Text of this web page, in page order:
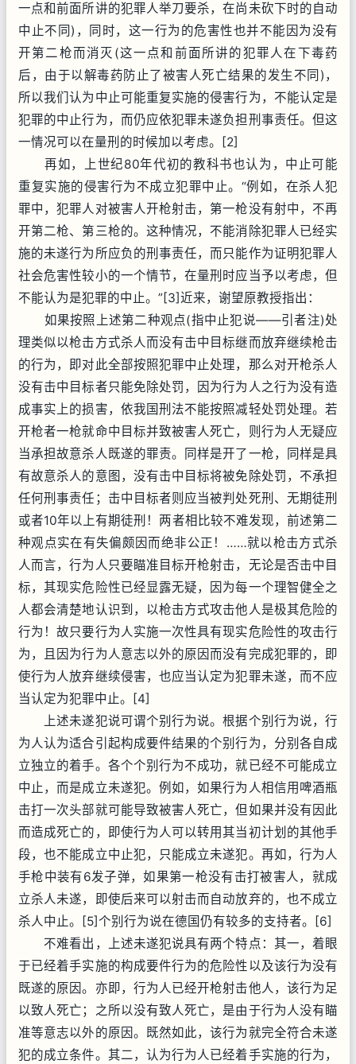
一点和前面所讲的犯罪人举刀要杀，在尚未砍下时的自动
中止不同)，同时，这一行为的危害性也并不能因为没有
开第二枪而消灭(这一点和前面所讲的犯罪人在下毒药
后，由于以解毒药防止了被害人死亡结果的发生不同)，
所以我们认为中止可能重复实施的侵害行为，不能认定是
犯罪的中止行为，而仍应依犯罪未遂负担刑事责任。但这
一情况可以在量刑的时候加以考虑。[2]
再如，上世纪80年代初的教科书也认为，中止可能
重复实施的侵害行为不成立犯罪中止。“例如，在杀人犯
罪中，犯罪人对被害人开枪射击，第一枪没有射中，不再
开第二枪、第三枪的。这种情况，不能消除犯罪人已经实
施的未遂行为所应负的刑事责任，而只能作为证明犯罪人
社会危害性较小的一个情节，在量刑时应当予以考虑，但
不能认为是犯罪的中止。”[3]近来，谢望原教授指出：
如果按照上述第二种观点(指中止犯说——引者注)处
理类似以枪击方式杀人而没有击中目标继而放弃继续枪击
的行为，即对此全部按照犯罪中止处理，那么对开枪杀人
没有击中目标者只能免除处罚，因为行为人之行为没有造
成事实上的损害，依我国刑法不能按照减轻处罚处理。若
开枪者一枪就命中目标并致被害人死亡，则行为人无疑应
当承担故意杀人既遂的罪责。同样是开了一枪，同样是具
有故意杀人的意图，没有击中目标将被免除处罚，不承担
任何刑事责任；击中目标者则应当被判处死刑、无期徒刑
或者10年以上有期徒刑！两者相比较不难发现，前述第二
种观点实在有失偏颇因而绝非公正！……就以枪击方式杀
人而言，行为人只要瞄准目标开枪射击，无论是否击中目
标，其现实危险性已经显露无疑，因为每一个理智健全之
人都会清楚地认识到，以枪击方式攻击他人是极其危险的
行为！故只要行为人实施一次性具有现实危险性的攻击行
为，且因为行为人意志以外的原因而没有完成犯罪的，即
使行为人放弃继续侵害，也应当认定为犯罪未遂，而不应
当认定为犯罪中止。[4]
上述未遂犯说可谓个别行为说。根据个别行为说，行
为人认为适合引起构成要件结果的个别行为，分别各自成
立独立的着手。各个个别行为不成功，就已经不可能成立
中止，而是成立未遂犯。例如，如果行为人相信用啤酒瓶
击打一次头部就可能导致被害人死亡，但如果并没有因此
而造成死亡的，即使行为人可以转用其当初计划的其他手
段，也不能成立中止犯，只能成立未遂犯。再如，行为人
手枪中装有6发子弹，如果第一枪没有击打被害人，就成
立杀人未遂，即使后来可以射击而自动放弃的，也不成立
杀人中止。[5]个别行为说在德国仍有较多的支持者。[6]
不难看出，上述未遂犯说具有两个特点：其一，着眼
于已经着手实施的构成要件行为的危险性以及该行为没有
既遂的原因。亦即，行为人已经开枪射击他人，该行为足
以致人死亡；之所以没有致人死亡，是由于行为人没有瞄
准等意志以外的原因。既然如此，该行为就完全符合未遂
犯的成立条件。其二，认为行为人已经着手实施的行为，